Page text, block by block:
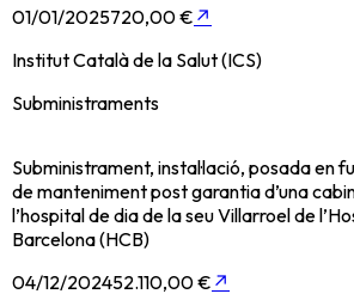
01/01/2025720,00 € ↗
Institut Català de la Salut (ICS)
Subministraments
Subministrament, instal·lació, posada en
de manteniment post garantia d’una
l’hospital de dia de la seu Villarroel de
Barcelona (HCB)
04/12/202452.110,00 € ↗